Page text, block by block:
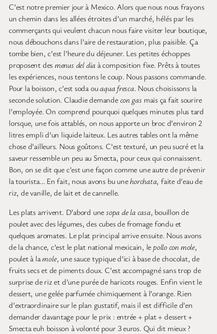
C’est notre premier jour à Mexico. Alors que nous nous frayons
un chemin dans les allées étroites d’un marché, hélés par les
commerçants qui veulent chacun nous faire visiter leur boutique,
nous débouchons dans l’aire de restauration, plus paisible. Ça
tombe bien, c’est l’heure du déjeuner. Les petites échoppes
proposent desmenus del diaà composition fixe. Prêts à toutes
les expériences, nous tentons le coup. Nous passons commande.
Pour la boisson, c’est soda ouaqua fresca. Nous choisissons la
seconde solution. Claudie demandecon gas mais ça fait sourire
l’employée. On comprend pourquoi quelques minutes plus tard
lorsque, une fois attablés, on nous apporte un broc d’environ 2
litres empli d’un liquide laiteux. Les autres tables ont la même
chose d’ailleurs. Nous goûtons. C’est texturé, un peu sucré et la
saveur ressemble un peu au Smecta, pour ceux qui connaissent.
Bon, on se dit que c’est une façon comme une autre de prévenir
la tourista… En fait, nous avons bu unehorchata, faite d’eau de
riz, de vanille, de lait et de cannelle.
Les plats arrivent. D’abord unesopa de la casa, bouillon de
poulet avec des légumes, des cubes de fromage fondu et
quelques aromates. Le plat principal arrive ensuite. Nous avons
de la chance, c’est le plat national mexicain, lepollo con mole,
poulet à lamole, une sauce typique d’ici à base de chocolat, de
fruits secs et de piments doux. C’est accompagné sans trop de
surprise de riz et d’une purée de haricots rouges. Enfin vient le
dessert, une gelée parfumée chimiquement à l’orange. Rien
d’extraordinaire sur le plan gustatif, mais il est difficile d’en
demander davantage pour le prix : entrée + plat + dessert +
Smecta euh boisson à volonté pour 3 euros. Qui dit mieux ?